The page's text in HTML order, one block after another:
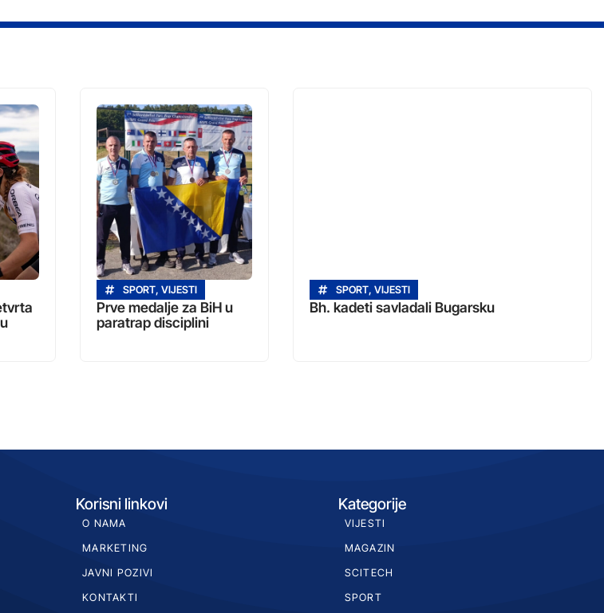
SPORT, VIJESTI
Prve medalje za BiH u
paratrap disciplini
SPORT, VIJESTI
Bh. kadeti savladali Bugarsku
Korisni linkovi
O NAMA
MARKETING
JAVNI POZIVI
KONTAKTI
Kategorije
VIJESTI
MAGAZIN
SCITECH
SPORT